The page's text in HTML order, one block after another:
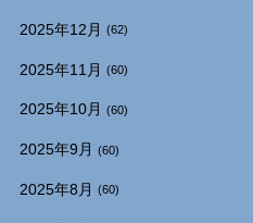
2025年12月 (62)
2025年11月 (60)
2025年10月 (60)
2025年9月 (60)
2025年8月 (60)